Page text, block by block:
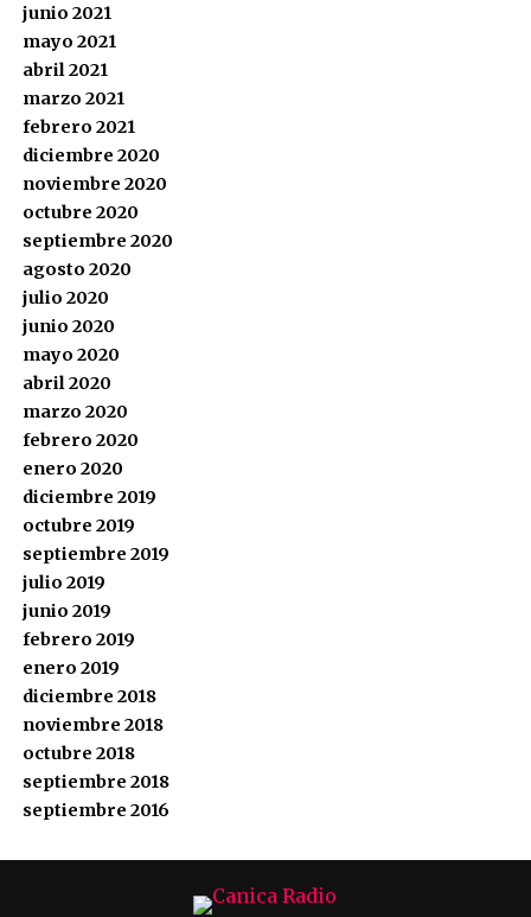
junio 2021
mayo 2021
abril 2021
marzo 2021
febrero 2021
diciembre 2020
noviembre 2020
octubre 2020
septiembre 2020
agosto 2020
julio 2020
junio 2020
mayo 2020
abril 2020
marzo 2020
febrero 2020
enero 2020
diciembre 2019
octubre 2019
septiembre 2019
julio 2019
junio 2019
febrero 2019
enero 2019
diciembre 2018
noviembre 2018
octubre 2018
septiembre 2018
septiembre 2016